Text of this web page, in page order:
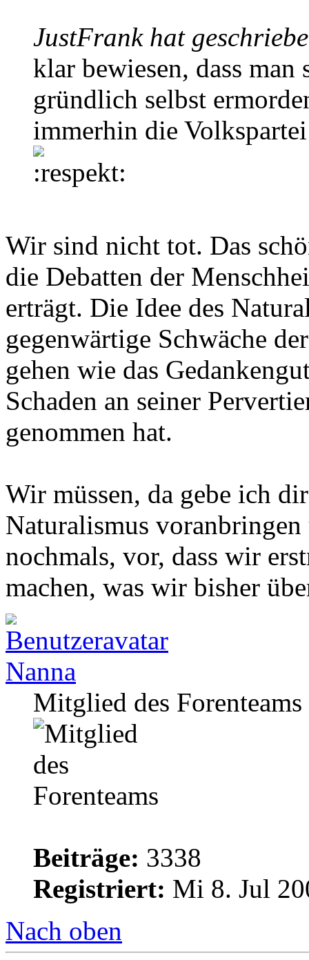
JustFrank hat
klar bewiesen, dass
gründlich selbst
immerhin die
Wir sind nicht tot. Das
die Debatten der
erträgt. Die Idee des
gegenwärtige Schwäche
gehen wie das
Schaden an seiner
genommen hat.
Wir müssen, da gebe ich
Naturalismus
nochmals, vor, dass wir
machen, was wir bisher
Nanna
Mitglied des Forenteams
Beiträge: 3338
Registriert: Mi 8. Jul
Nach oben